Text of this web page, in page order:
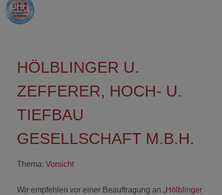
HÖLBLINGER U.
ZEFFERER, HOCH- U.
TIEFBAU
GESELLSCHAFT M.B.H.
Thema: Vorsicht
Wir empfehlen vor einer Beauftragung an „Hölblinger